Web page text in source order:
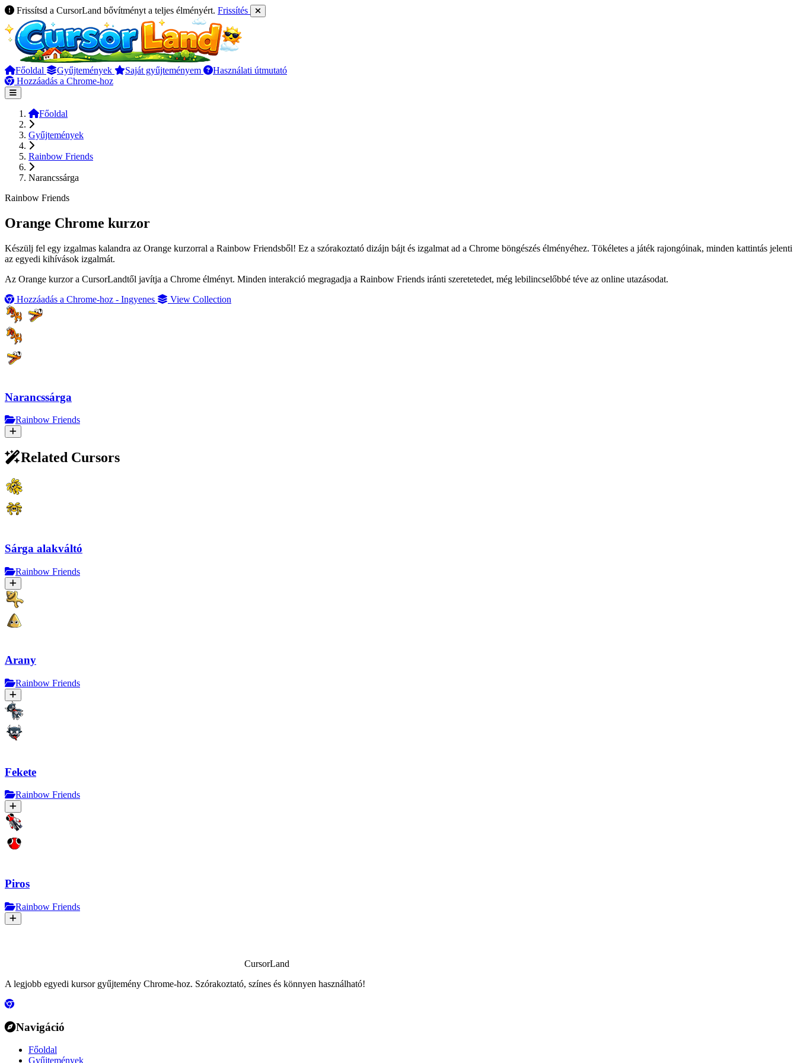
Frissítsd a CursorLand bővítményt a teljes élményért. Frissítés
Főoldal Gyűjtemények Saját gyűjteményem
Használati útmutató
Hozzáadás a Chrome-hoz
Főoldal
Gyűjtemények
Rainbow Friends
Narancssárga
Rainbow Friends
Orange Chrome kurzor
Készülj fel egy izgalmas kalandra az Orange kurzorral a Rainbow Friendsből! Ez a szórakoztató dizájn bájt és izgalmat ad a Chrome böngészés élményéhez. Tökéletes a játék rajongóinak, minden kattintás jelenti
az egyedi kihívások izgalmát.
Az Orange kurzor a CursorLandtől javítja a Chrome élményt. Minden interakció megragadja a Rainbow Friends iránti szeretetedet, még lebilincselőbbé téve az online utazásodat.
Hozzáadás a Chrome-hoz - Ingyenes
View Collection
Narancssárga
Rainbow Friends
Related Cursors
Sárga alakváltó
Rainbow Friends
Arany
Rainbow Friends
Fekete
Rainbow Friends
Piros
Rainbow Friends
CursorLand
A legjobb egyedi kursor gyűjtemény Chrome-hoz. Szórakoztató, színes és könnyen használható!
Navigáció
Főoldal
Gyűjtemények